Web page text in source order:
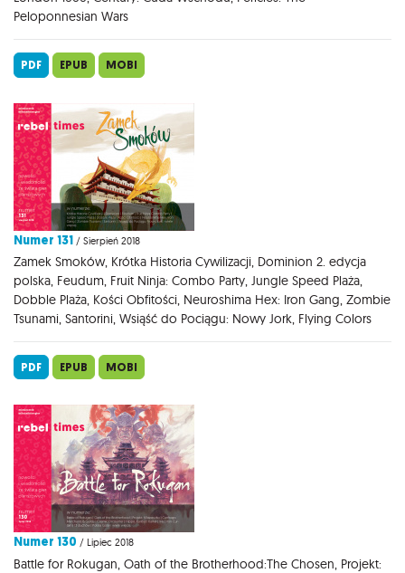
Peloponnesian Wars
PDF EPUB MOBI
Numer 131 / Sierpień 2018
Zamek Smoków, Krótka Historia Cywilizacji, Dominion 2. edycja
polska, Feudum, Fruit Ninja: Combo Party, Jungle Speed Plaża,
Dobble Plaża, Kości Obfitości, Neuroshima Hex: Iron Gang, Zombie
Tsunami, Santorini, Wsiąść do Pociągu: Nowy Jork, Flying Colors
PDF EPUB MOBI
Numer 130 / Lipiec 2018
Battle for Rokugan, Oath of the Brotherhood:The Chosen, Projekt: